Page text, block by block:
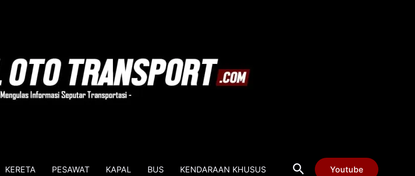
KERETA PESAWAT KAPAL BUS KENDARAAN KHUSUS Cari Youtube